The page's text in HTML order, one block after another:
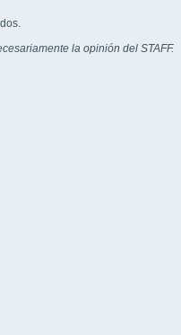
la opinión del STAFF.